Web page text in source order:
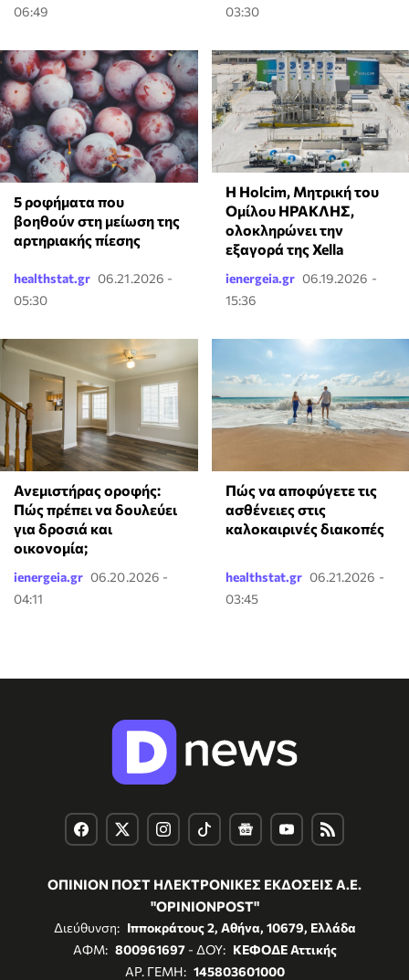
06:49
03:30
5 ροφήματα που
βοηθούν στη μείωση της
αρτηριακής πίεσης
healthstat.gr 06.21.2026 -
05:30
Η Holcim, Μητρική του
Ομίλου ΗΡΑΚΛΗΣ,
ολοκληρώνει την
εξαγορά της Xella
ienergeia.gr 06.19.2026 -
15:36
Ανεμιστήρας οροφής:
Πώς πρέπει να δουλεύει
για δροσιά και
οικονομία;
ienergeia.gr 06.20.2026 -
04:11
Πώς να αποφύγετε τις
ασθένειες στις
καλοκαιρινές διακοπές
healthstat.gr 06.21.2026 -
03:45
ΟΠΙΝΙΟΝ ΠΟΣΤ ΗΛΕΚΤΡΟΝΙΚΕΣ ΕΚΔΟΣΕΙΣ Α.Ε.
"OPINIONPOST"
Διεύθυνση: Ιπποκράτους 2, Αθήνα, 10679, Ελλάδα
ΑΦΜ: 800961697- ΔΟΥ: ΚΕΦΟΔΕ Αττικής
ΑΡ. ΓΕΜΗ: 145803601000